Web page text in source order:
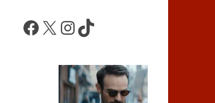
Facebook
X Instagram
TikTok